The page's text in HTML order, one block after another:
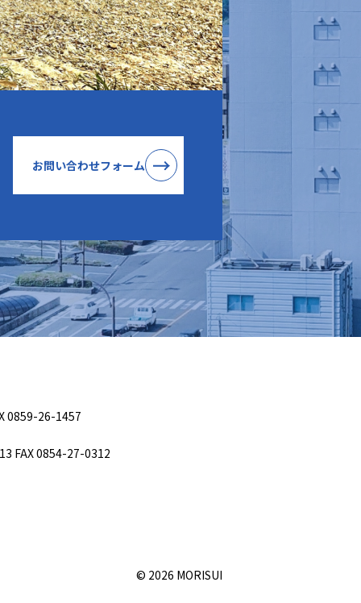
お問い合わせフォーム
0859-26-1457
FAX 0854-27-0312
© 2026 MORISUI